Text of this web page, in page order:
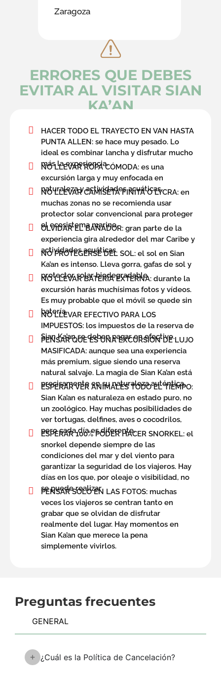
Zaragoza
ERRORES QUE DEBES
EVITAR AL VISITAR SIAN
KA’AN
HACER TODO EL TRAYECTO EN VAN HASTA
PUNTA ALLEN: se hace muy pesado. Lo
ideal es combinar lancha y disfrutar mucho
más la experiencia.
NO LLEVAR ROPA CÓMODA: es una
excursión larga y muy enfocada en
naturaleza y actividades acuáticas.
NO LLEVAR CAMISETA FINITA O LYCRA: en
muchas zonas no se recomienda usar
protector solar convencional para proteger
el ecosistema marino.
OLVIDAR EL BAÑADOR: gran parte de la
experiencia gira alrededor del mar Caribe y
actividades acuáticas.
NO PROTEGERSE DEL SOL: el sol en Sian
Ka’an es intenso. Lleva gorra, gafas de sol y
protector solar biodegradable.
NO LLEVAR BATERÍA EXTERNA: durante la
excursión harás muchísimas fotos y vídeos.
Es muy probable que el móvil se quede sin
batería.
NO LLEVAR EFECTIVO PARA LOS
IMPUESTOS: los impuestos de la reserva de
Sian Ka’an se deben pagar en efectivo.
PENSAR QUE ES UNA EXCURSIÓN DE LUJO
MASIFICADA: aunque sea una experiencia
más premium, sigue siendo una reserva
natural salvaje. La magia de Sian Ka’an está
precisamente en su naturaleza auténtica.
ESPERAR VER ANIMALES TODO EL TIEMPO:
Sian Ka’an es naturaleza en estado puro, no
un zoológico. Hay muchas posibilidades de
ver tortugas, delfines, aves o cocodrilos,
pero cada día es diferente.
ESPERAR 100% PODER HACER SNORKEL: el
snorkel depende siempre de las
condiciones del mar y del viento para
garantizar la seguridad de los viajeros. Hay
días en los que, por oleaje o visibilidad, no
se puede realizar
PENSAR SOLO EN LAS FOTOS: muchas
veces los viajeros se centran tanto en
grabar que se olvidan de disfrutar
realmente del lugar. Hay momentos en
Sian Ka’an que merece la pena
simplemente vivirlos.
Preguntas frecuentes
GENERAL
¿Cuál es la Política de Cancelación?